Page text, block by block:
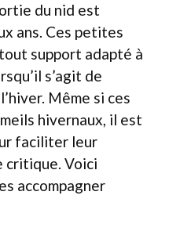
du nid est
ans. Ces petites
support adapté à
s’agit de
Même si ces
hivernaux, il est
faciliter leur
critique. Voici
accompagner